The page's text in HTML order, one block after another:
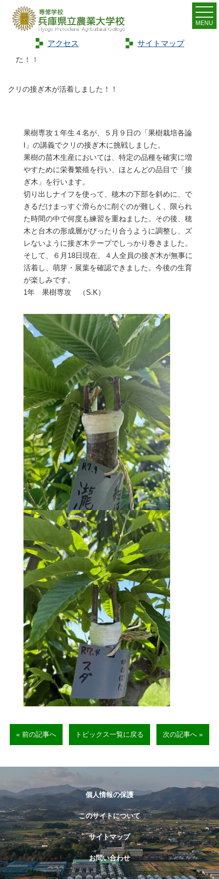
アクセス サイトマップ
MENU
Home> トピックス
クリの接ぎ木が活着しまし
た！！
クリの接ぎ木が活着しました！！
果樹専攻１年生４名が、５月９日の「果樹栽培各論
I」の講義でクリの接ぎ木に挑戦しました。
果樹の苗木生産においては、特定の品種を確実に増
やすために栄養繁殖を行い、ほとんどの品目で「接
ぎ木」を行います。
切り出しナイフを使って、穂木の下部を斜めに、で
きるだけまっすぐ滑らかに削ぐのが難しく、限られ
た時間の中で何度も練習を重ねました。その後、穂
木と台木の形成層がぴったり合うように調整し、ズ
レないように接ぎ木テープでしっかり巻きました。
そして、６月18日現在、４人全員の接ぎ木が無事に
活着し、萌芽・展葉を確認できました。今後の生育
が楽しみです。
1年 果樹専攻 （S.K）
« 前の記事へ トピックス一覧に戻る 次の記事へ »
個人情報の保護
このサイトについて
サイトマップ
お問い合わせ